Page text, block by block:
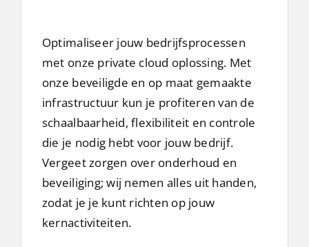
Optimaliseer jouw bedrijfsprocessen
met onze private cloud oplossing. Met
onze beveiligde en op maat gemaakte
infrastructuur kun je profiteren van de
schaalbaarheid, flexibiliteit en controle
die je nodig hebt voor jouw bedrijf.
Vergeet zorgen over onderhoud en
beveiliging; wij nemen alles uit handen,
zodat je je kunt richten op jouw
kernactiviteiten.